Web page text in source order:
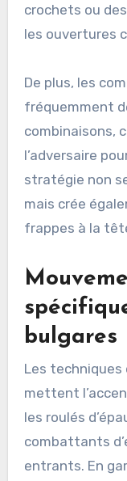
crochets ou
les ouvertures
De plus, les
fréquemment
combinaisons,
l’adversaire
stratégie non
mais crée
frappes à la
bulgares
Les techniques
mettent
les roulés
combattants
entrants. En